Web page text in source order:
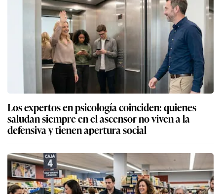
Los expertos en psicología coinciden: quienes
saludan siempre en el ascensor no viven a la
defensiva y tienen apertura social